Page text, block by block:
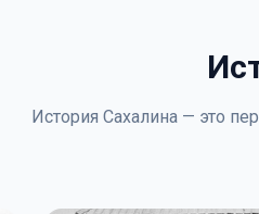
История Сахалина — это